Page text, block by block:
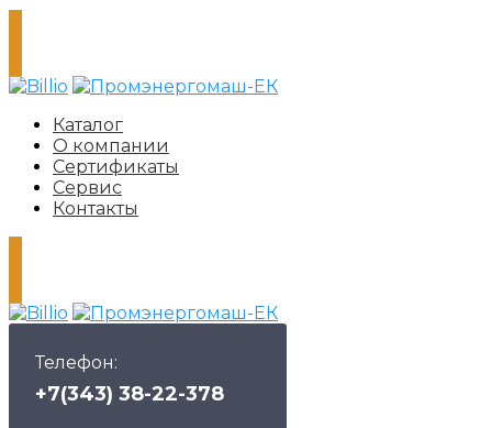
Каталог
О компании
Сертификаты
Сервис
Контакты
Телефон:
+7(343) 38-22-378